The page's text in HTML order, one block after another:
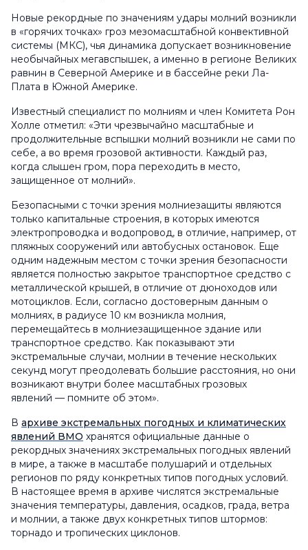
Новые рекордные по значениям удары молний возникли
в «горячих точках» гроз мезомасштабной конвективной
системы (МКС), чья динамика допускает возникновение
необычайных мегавспышек, а именно в регионе Великих
равнин в Северной Америке и в бассейне реки Ла-
Плата в Южной Америке.
Известный специалист по молниям и член Комитета Рон
Холле отметил: «Эти чрезвычайно масштабные и
продолжительные вспышки молний возникли не сами по
себе, а во время грозовой активности. Каждый раз,
когда слышен гром, пора переходить в место,
защищенное от молний».
Безопасными с точки зрения молниезащиты являются
только капитальные строения, в которых имеются
электропроводка и водопровод, в отличие, например, от
пляжных сооружений или автобусных остановок. Еще
одним надежным местом с точки зрения безопасности
является полностью закрытое транспортное средство с
металлической крышей, в отличие от дюноходов или
мотоциклов. Если, согласно достоверным данным о
молниях, в радиусе 10 км возникла молния,
перемещайтесь в молниезащищенное здание или
транспортное средство. Как показывают эти
экстремальные случаи, молнии в течение нескольких
секунд могут преодолевать большие расстояния, но они
возникают внутри более масштабных грозовых
явлений — помните об этом».
В архиве экстремальных погодных и климатических
явлений ВМО хранятся официальные данные о
рекордных значениях экстремальных погодных явлений
в мире, а также в масштабе полушарий и отдельных
регионов по ряду конкретных типов погодных условий.
В настоящее время в архиве числятся экстремальные
значения температуры, давления, осадков, града, ветра
и молнии, а также двух конкретных типов штормов:
торнадо и тропических циклонов.